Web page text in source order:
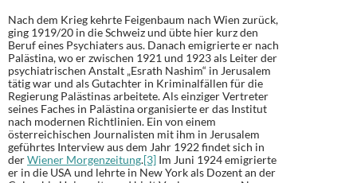
Nach dem Krieg kehrte Feigenbaum nach Wien zurück,
ging 1919/20 in die Schweiz und übte hier kurz den
Beruf eines Psychiaters aus. Danach emigrierte er nach
Palästina, wo er zwischen 1921 und 1923 als Leiter der
psychiatrischen Anstalt „Esrath Nashim“ in Jerusalem
tätig war und als Gutachter in Kriminalfällen für die
Regierung Palästinas arbeitete. Als einziger Vertreter
seines Faches in Palästina organisierte er das Institut
nach modernen Richtlinien. Ein von einem
österreichischen Journalisten mit ihm in Jerusalem
geführtes Interview aus dem Jahr 1922 findet sich in
derWiener Morgenzeitung.[3] Im Juni 1924 emigrierte
er in die USA und lehrte in New York als Dozent an der